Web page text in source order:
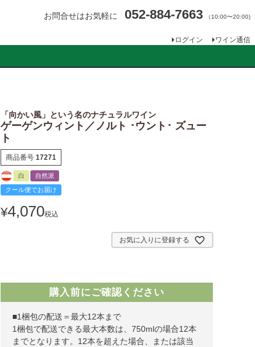
お問合せはお気軽に 052-884-7663 （10:00〜20:00)
ログイン ワイン通信
「向かい風」という名のナチュラルワイン
ゲーゲンウィント／ノルト ･ウント･ ズュー
ト
商品番号 17271
白
自然派
クール便でお届け
¥4,070税込
お気に入りに登録する
購入前にご確認ください
■1梱包の配送＝最大12本まで
1梱包で配送できる最大本数は、750mlの場合12本
までとなります。12本を超えた場合、または該当